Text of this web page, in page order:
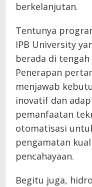
berkelanjutan.
Tentunya
IPB University
berada di
Penerapan
menjawab
inovatif dan
pemanfaatan
otomatisasi
pengamatan
pencahayaan.
Begitu juga,